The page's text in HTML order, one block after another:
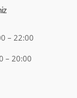
– 22:00
– 20:00